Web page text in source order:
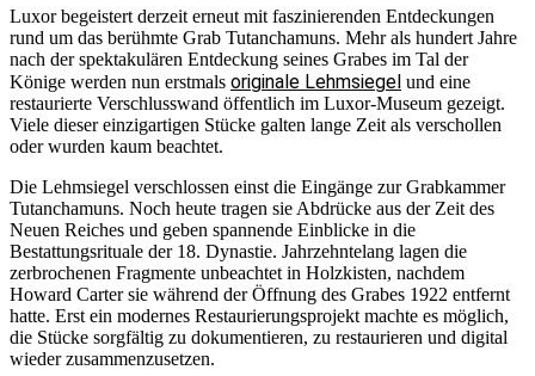
Luxor begeistert derzeit erneut mit faszinierenden Entdeckungen
rund um das berühmte Grab Tutanchamuns. Mehr als hundert Jahre
nach der spektakulären Entdeckung seines Grabes im Tal der
Könige werden nun erstmals originale Lehmsiegel und eine
restaurierte Verschlusswand öffentlich im Luxor-Museum gezeigt.
Viele dieser einzigartigen Stücke galten lange Zeit als verschollen
oder wurden kaum beachtet.
Die Lehmsiegel verschlossen einst die Eingänge zur Grabkammer
Tutanchamuns. Noch heute tragen sie Abdrücke aus der Zeit des
Neuen Reiches und geben spannende Einblicke in die
Bestattungsrituale der 18. Dynastie. Jahrzehntelang lagen die
zerbrochenen Fragmente unbeachtet in Holzkisten, nachdem
Howard Carter sie während der Öffnung des Grabes 1922 entfernt
hatte. Erst ein modernes Restaurierungsprojekt machte es möglich,
die Stücke sorgfältig zu dokumentieren, zu restaurieren und digital
wieder zusammenzusetzen.